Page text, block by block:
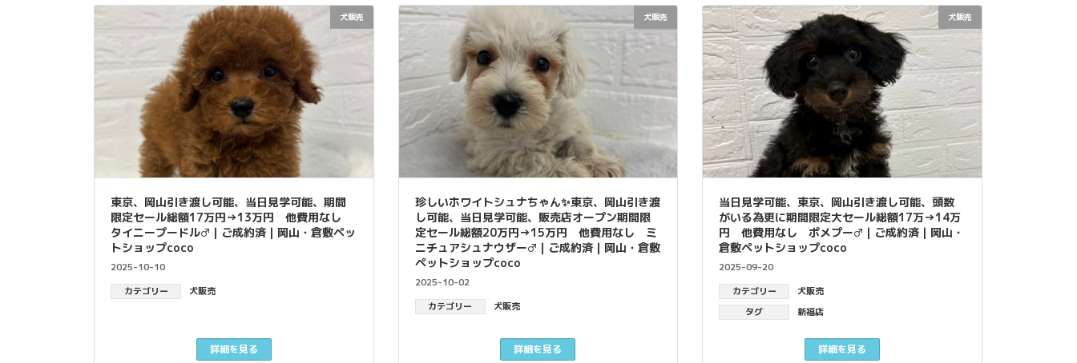
犬販売
東京、岡山引き渡し可能、当日見学可能、期間
限定セール総額17万円→13万円 他費用なし
タイニープードル♂｜ご成約済｜岡山・倉敷ペッ
トショップcoco
2025-10-10
カテゴリー
犬販売
詳細を見る
犬販売
珍しいホワイトシュナちゃん✨東京、岡山引き渡
し可能、当日見学可能、販売店オープン期間限
定セール総額20万円→15万円 他費用なし ミ
ニチュアシュナウザー♂｜ご成約済｜岡山・倉敷
ペットショップcoco
2025-10-02
カテゴリー
犬販売
詳細を見る
犬販売
当日見学可能、東京、岡山引き渡し可能、頭数
がいる為更に期間限定大セール総額17万→14万
円 他費用なし ポメプー♂｜ご成約済｜岡山・
倉敷ペットショップcoco
2025-09-20
カテゴリー
犬販売
タグ
新福店
詳細を見る